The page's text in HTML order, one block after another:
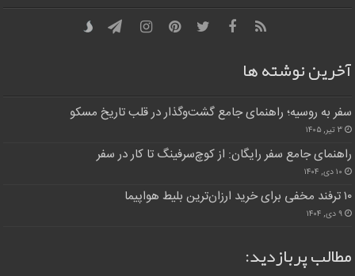
آخرین نوشته ها
سفر به روسیه؛ راهنمای جامع گشت‌وگذار در قلب تاریخ مسکو
۳ تیر, ۱۴۰۵
راهنمای جامع سفر رایگان: از کوچ‌سرفینگ تا کار در سفر
۱۰ دی, ۱۴۰۴
۱۰ ترفند مخفی برای خرید ارزان‌ترین بلیط هواپیما
۹ دی, ۱۴۰۴
مطالب پربازدید: